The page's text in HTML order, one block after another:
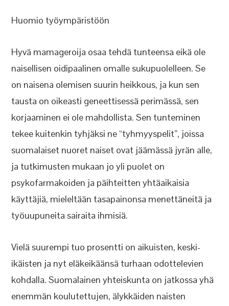
Huomio työympäristöön
Hyvä mamageroija osaa tehdä tunteensa eikä ole
naisellisen oidipaalinen omalle sukupuolelleen. Se
on naisena olemisen suurin heikkous, ja kun sen
tausta on oikeasti geneettisessä perimässä, sen
korjaaminen ei ole mahdollista. Sen tunteminen
tekee kuitenkin tyhjäksi ne “tyhmyyspelit”, joissa
suomalaiset nuoret naiset ovat jäämässä jyrän alle,
ja tutkimusten mukaan jo yli puolet on
psykofarmakoiden ja päihteitten yhtäaikaisia
käyttäjiä, mieleltään tasapainonsa menettäneitä ja
työuupuneita sairaita ihmisiä.
Vielä suurempi tuo prosentti on aikuisten, keski-
ikäisten ja nyt eläkeikäänsä turhaan odottelevien
kohdalla. Suomalainen yhteiskunta on jatkossa yhä
enemmän koulutettujen, älykkäiden naisten